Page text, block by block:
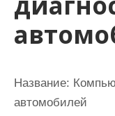
Название:
автомобилей